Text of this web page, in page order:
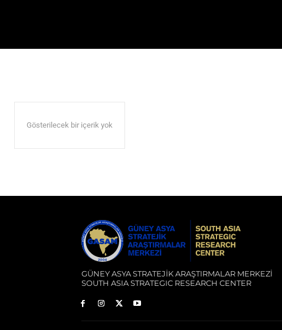
Gösterilecek bir içerik yok
GÜNEY ASYA STRATEJİK ARAŞTIRMALAR MERKEZİ
SOUTH ASIA STRATEGIC RESEARCH CENTER